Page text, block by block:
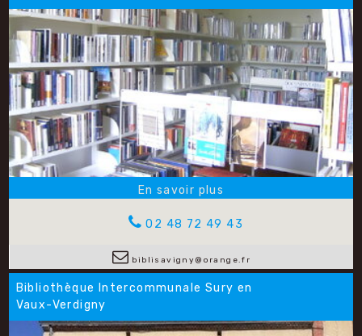
02 48 72 49 43
biblisavigny@orange.fr
Bibliothèque Intercommunale Sury en
Vaux-Verdigny